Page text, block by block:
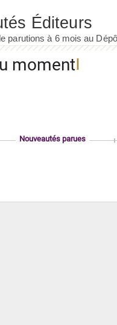
moment
Nouveautés parues